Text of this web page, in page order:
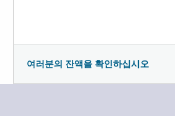
여러분의 잔액을 확인하십시오